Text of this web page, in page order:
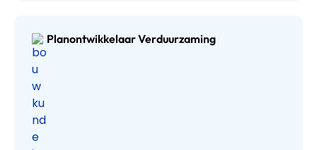
Planontwikkelaar Verduurzaming